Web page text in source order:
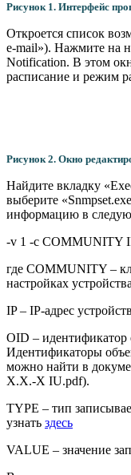
Рисунок 1. Интерфейс
Откроется список
e-mail»). Нажмите на
Notification. В этом
расписание и режим
Рисунок 2. Окно
Найдите вкладку
выберите
информацию в
-v 1 -c COMMUNITY
где COMMUNITY –
настройках устройства
IP – IP-адрес
OID – идентификатор
Идентификаторы
можно найти в
X.X.-X IU.pdf).
TYPE – тип
узнать здесь
VALUE – значение